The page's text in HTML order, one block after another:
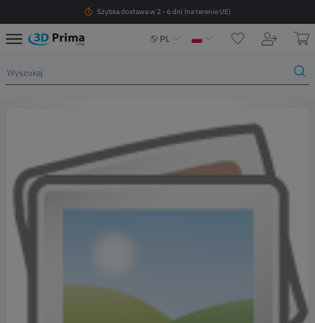
Szybka dostawa w 2 - 6 dni (na terenie UE)
PL